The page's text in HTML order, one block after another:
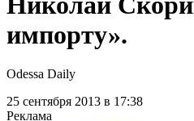
импорту».
Odessa Daily
25 сентября 2013 в 17:38
Реклама